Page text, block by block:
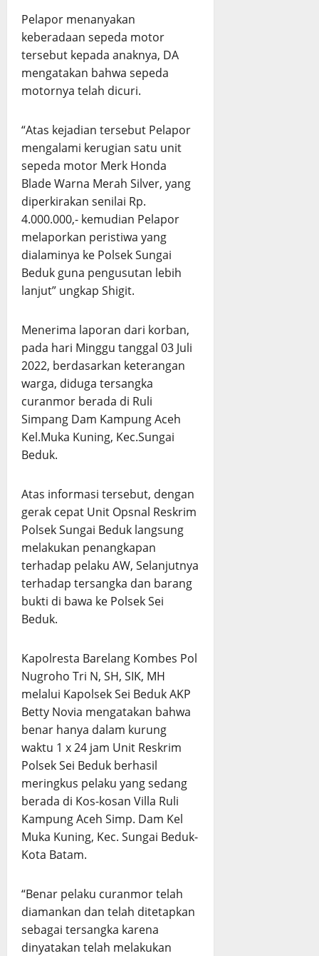
Pelapor menanyakan
keberadaan sepeda motor
tersebut kepada anaknya, DA
mengatakan bahwa sepeda
motornya telah dicuri.
“Atas kejadian tersebut Pelapor
mengalami kerugian satu unit
sepeda motor Merk Honda
Blade Warna Merah Silver, yang
diperkirakan senilai Rp.
4.000.000,- kemudian Pelapor
melaporkan peristiwa yang
dialaminya ke Polsek Sungai
Beduk guna pengusutan lebih
lanjut” ungkap Shigit.
Menerima laporan dari korban,
pada hari Minggu tanggal 03 Juli
2022, berdasarkan keterangan
warga, diduga tersangka
curanmor berada di Ruli
Simpang Dam Kampung Aceh
Kel.Muka Kuning, Kec.Sungai
Beduk.
Atas informasi tersebut, dengan
gerak cepat Unit Opsnal Reskrim
Polsek Sungai Beduk langsung
melakukan penangkapan
terhadap pelaku AW, Selanjutnya
terhadap tersangka dan barang
bukti di bawa ke Polsek Sei
Beduk.
Kapolresta Barelang Kombes Pol
Nugroho Tri N, SH, SIK, MH
melalui Kapolsek Sei Beduk AKP
Betty Novia mengatakan bahwa
benar hanya dalam kurung
waktu 1 x 24 jam Unit Reskrim
Polsek Sei Beduk berhasil
meringkus pelaku yang sedang
berada di Kos-kosan Villa Ruli
Kampung Aceh Simp. Dam Kel
Muka Kuning, Kec. Sungai Beduk-
Kota Batam.
“Benar pelaku curanmor telah
diamankan dan telah ditetapkan
sebagai tersangka karena
dinyatakan telah melakukan